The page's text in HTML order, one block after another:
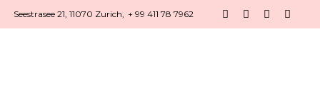
Seestrasee 21, 11070 Zurich, + 99 411 78 7962